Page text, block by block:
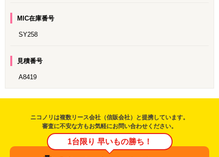
MIC在庫番号
SY258
見積番号
A8419
ニコノリは複数リース会社（信販会社）と提携しています。
審査に不安な方もお気軽にお問い合わせください。
1台限り 早いもの勝ち！